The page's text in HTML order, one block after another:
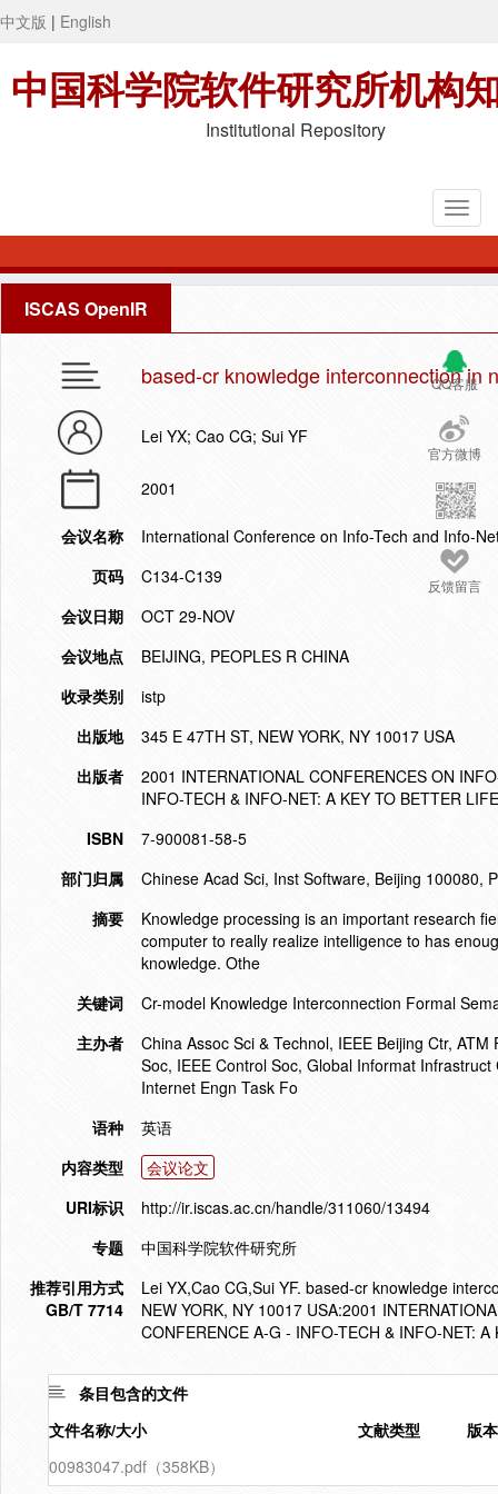
中文版 | English
中国科学院软件研究所机构
Institutional Repository
ISCAS OpenIR
QQ客服
官方微博
反馈留言
based-cr knowledge interconnection in
Lei YX; Cao CG; Sui YF
2001
会议名称
International Conference on Info-Tech and Info-
页码
C134-C139
会议日期
OCT 29-NOV
会议地点
BEIJING, PEOPLES R CHINA
收录类别
istp
出版地
345 E 47TH ST, NEW YORK, NY 10017 USA
出版者
2001 INTERNATIONAL CONFERENCES ON
INFO-TECH & INFO-NET: A KEY TO BETTER LIFE
ISBN
7-900081-58-5
部门归属
Chinese Acad Sci, Inst Software, Beijing 100080,
摘要
Knowledge processing is an important research
computer to really realize intelligence to has
knowledge. Othe
关键词
Cr-model Knowledge Interconnection Formal
主办者
China Assoc Sci & Technol, IEEE Beijing Ctr,
Soc, IEEE Control Soc, Global Informat
Internet Engn Task Fo
语种
英语
内容类型
会议论文
URI标识
http://ir.iscas.ac.cn/handle/311060/13494
专题
中国科学院软件研究所
推荐引用方式
GB/T 7714
Lei YX,Cao CG,Sui YF. based-cr knowledge
NEW YORK, NY 10017 USA:2001
CONFERENCE A-G - INFO-TECH & INFO-NET:
条目包含的文件
文件名称/大小
文献类型
版
00983047.pdf（358KB）